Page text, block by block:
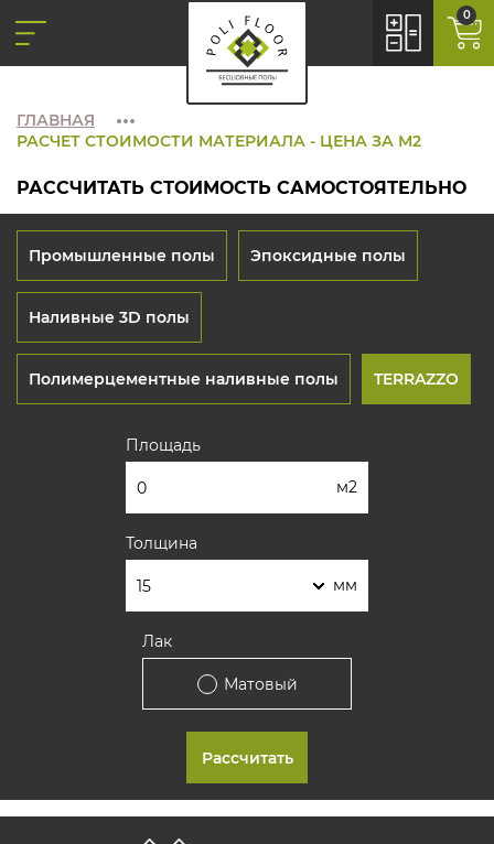
0
ГЛАВНАЯ
РАСЧЕТ СТОИМОСТИ МАТЕРИАЛА - ЦЕНА ЗА М2
РАССЧИТАТЬ СТОИМОСТЬ САМОСТОЯТЕЛЬНО
Промышленные полы Эпоксидные полы
Наливные 3D полы
Полимерцементные наливные полы TERRAZZO
Площадь
м2
Толщина
мм
Лак
Матовый
Рассчитать